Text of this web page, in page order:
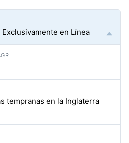
en Línea
tempranas en la Inglaterra